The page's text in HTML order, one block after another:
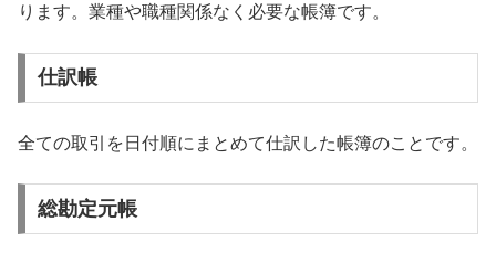
ります。業種や職種関係なく必要な帳簿です。
仕訳帳
全ての取引を日付順にまとめて仕訳した帳簿のことです。
総勘定元帳